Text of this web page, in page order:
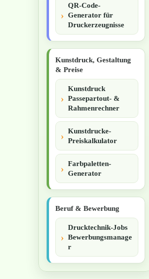
QR-Code-
Generator für
Druckerzeugnisse
Kunstdruck, Gestaltung
& Preise
Kunstdruck
Passepartout- &
Rahmenrechner
Kunstdrucke-
Preiskalkulator
Farbpaletten-
Generator
Beruf & Bewerbung
Drucktechnik-Jobs
Bewerbungsmanage
r